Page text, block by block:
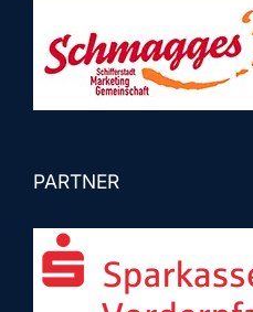
PARTNER